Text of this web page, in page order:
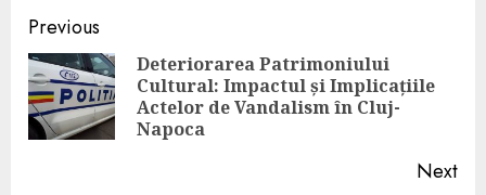
Continue
Reading
Previous
Deteriorarea Patrimoniului
Cultural: Impactul și Implicațiile
Actelor de Vandalism în Cluj-
Napoca
Next